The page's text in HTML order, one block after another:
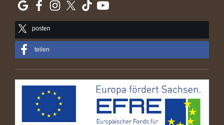
posten
teilen